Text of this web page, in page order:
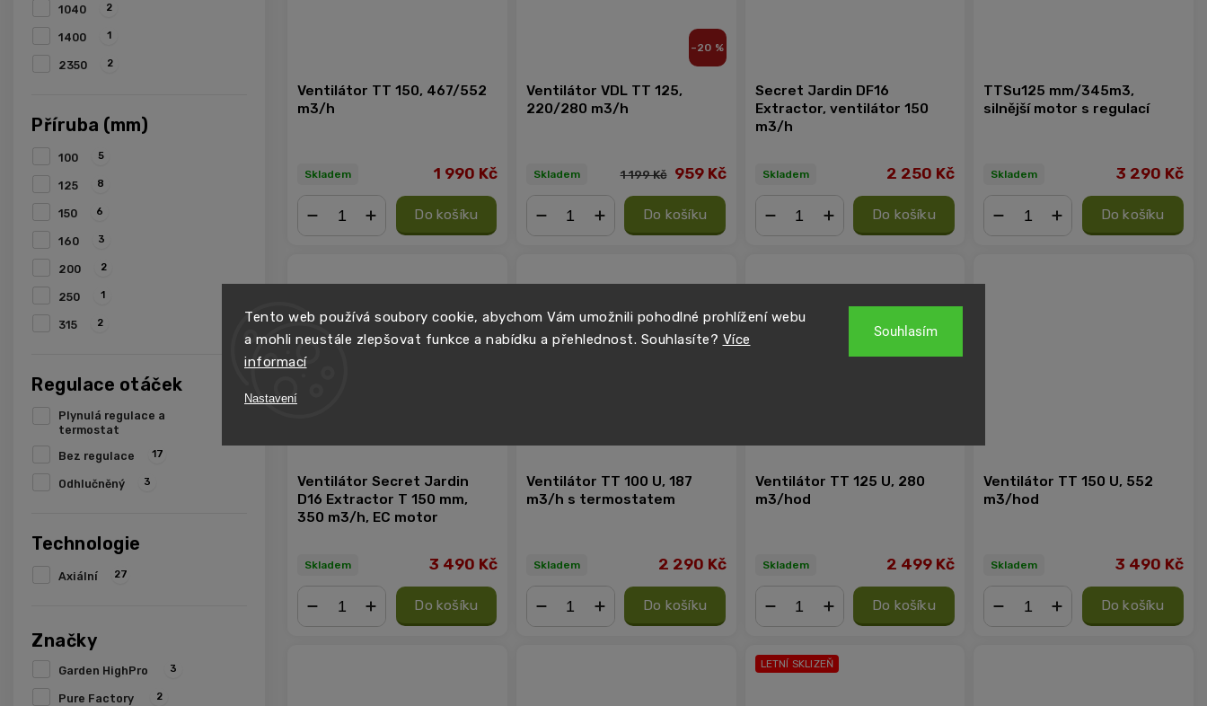
Tento web používá soubory cookie, abychom Vám umožnili pohodlné prohlížení webu
a mohli neustále zlepšovat funkce a nabídku a přehlednost. Souhlasíte? Více
informací
Nastavení
Souhlasím
Značky
Garden HighPro 3
Pure Factory 2
1040 2
1400 1
2350 2
Příruba (mm)
100 5
125 8
150 6
160 3
200 2
250 1
315 2
Regulace otáček
Plynulá regulace a
termostat
Bez regulace 17
Odhlučněný 3
Technologie
Axiální 27
Ventilátor TT 150, 467/552
m3/h
Skladem 1 990 Kč
Do košíku
–20 %
Ventilátor VDL TT 125,
220/280 m3/h
Skladem 1 199 Kč 959 Kč
Do košíku
Secret Jardin DF16
Extractor, ventilátor 150
m3/h
Skladem 2 250 Kč
Do košíku
TTSu125 mm/345m3,
silnější motor s regulací
Skladem 3 290 Kč
Do košíku
Ventilátor Secret Jardin
D16 Extractor T 150 mm,
350 m3/h, EC motor
Skladem 3 490 Kč
Do košíku
Ventilátor TT 100 U, 187
m3/h s termostatem
Skladem 2 290 Kč
Do košíku
Ventilátor TT 125 U, 280
m3/hod
Skladem 2 499 Kč
Do košíku
Ventilátor TT 150 U, 552
m3/hod
Skladem 3 490 Kč
Do košíku
LETNÍ SKLIZEŇ